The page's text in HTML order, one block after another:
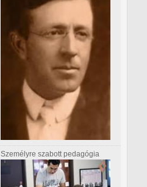
Személyre szabott pedagógia